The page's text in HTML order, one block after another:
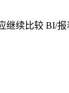
续比较 BI/